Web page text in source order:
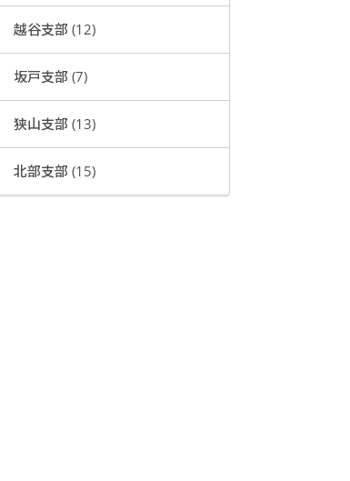
越谷支部 (12)
坂戸支部 (7)
狭山支部 (13)
北部支部 (15)